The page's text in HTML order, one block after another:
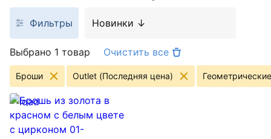
Выбрано 1 товар Очистить все
Броши Outlet (Последняя цена) Геометрические
Фильтры Новинки ↓